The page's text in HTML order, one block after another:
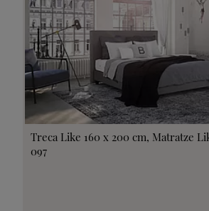
Treca Like 160 x 200 cm, Matratze
097